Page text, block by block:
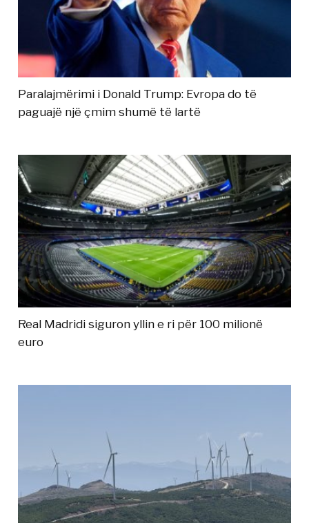
Paralajmërimi i Donald Trump: Evropa do të
paguajë një çmim shumë të lartë
Real Madridi siguron yllin e ri për 100 milionë
euro